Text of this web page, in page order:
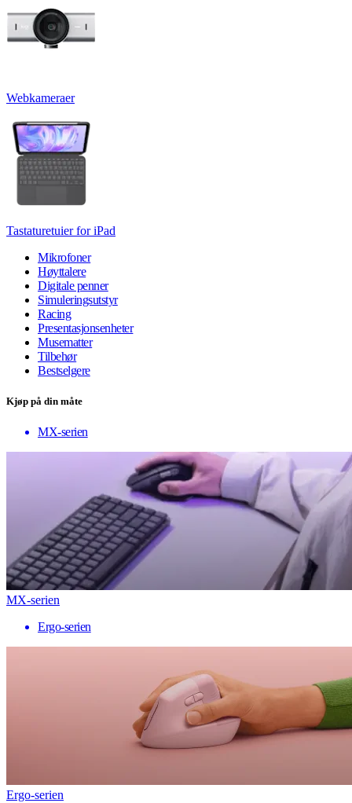
Webkameraer
Tastaturetuier for iPad
Mikrofoner
Høyttalere
Digitale penner
Simuleringsutstyr
Racing
Presentasjonsenheter
Musematter
Tilbehør
Bestselgere
Kjøp på din måte
MX-serien
MX-serien
Ergo-serien
Ergo-serien